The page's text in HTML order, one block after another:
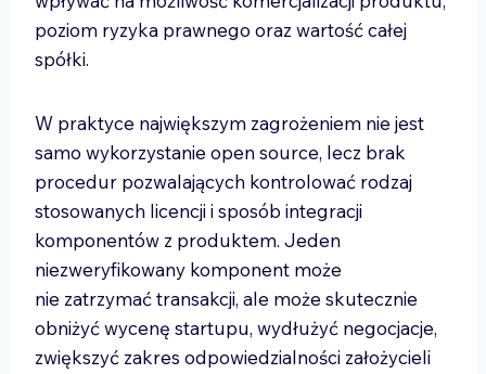
poziom ryzyka prawnego oraz wartość całej
spółki.
W praktyce największym zagrożeniem nie jest
samo wykorzystanie open source, lecz brak
procedur pozwalających kontrolować rodzaj
stosowanych licencji i sposób integracji
komponentów z produktem. Jeden
niezweryfikowany komponent może
nie zatrzymać transakcji, ale może skutecznie
obniżyć wycenę startupu, wydłużyć negocjacje,
zwiększyć zakres odpowiedzialności założycieli